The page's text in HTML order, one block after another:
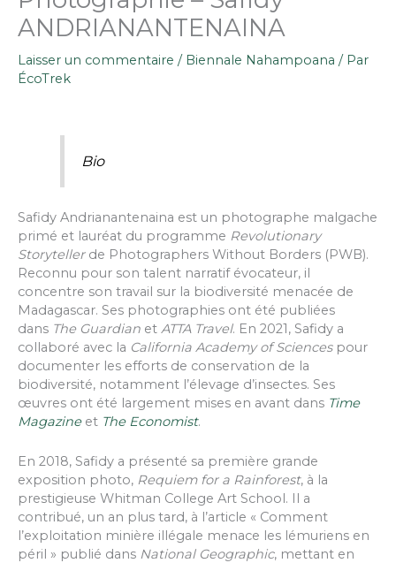
ANDRIANANTENAINA
Laisser un commentaire / Biennale Nahampoana / Par
ÉcoTrek
Bio
Safidy Andrianantenaina est un photographe malgache
primé et lauréat du programme Revolutionary
Storytellerde Photographers Without Borders (PWB).
Reconnu pour son talent narratif évocateur, il
concentre son travail sur la biodiversité menacée de
Madagascar. Ses photographies ont été publiées
dans The Guardian et ATTA Travel. En 2021, Safidy a
collaboré avec la California Academy of Sciencespour
documenter les efforts de conservation de la
biodiversité, notamment l’élevage d’insectes. Ses
œuvres ont été largement mises en avant dans Time
Magazineet The Economist.
En 2018, Safidy a présenté sa première grande
exposition photo, Requiem for a Rainforest, à la
prestigieuse Whitman College Art School. Il a
contribué, un an plus tard, à l’article « Comment
l’exploitation minière illégale menace les lémuriens en
péril » publié dans National Geographic, mettant en